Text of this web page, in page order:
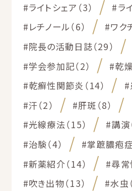
#ライトシェア（3）
#ラ
#レチノール（6）
#ワク
#院長の活動日誌（29）
#学会参加記（2）
#乾燥
#乾癬性関節炎（14）
#
#汗（2）
#肝斑（8）
#光線療法（15）
#講演
#治験（4）
#掌蹠膿疱症
#新薬紹介（14）
#尋常
#吹き出物（13）
#水虫